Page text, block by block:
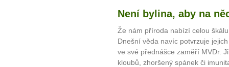
Není bylina, aby na
Že nám příroda nabízí celou
Dnešní věda navíc potvrzuje
ve své přednášce zaměří MVDr.
kloubů, zhoršený spánek či